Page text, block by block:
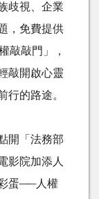
歧視、企業
，免費提供
敲敲門」，
敲開啟心靈
行的路途。
開「法務部
影院加添人
蛋──人權